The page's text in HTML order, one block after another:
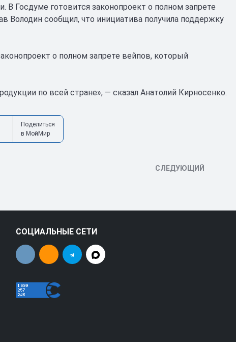
Госдуме готовится законопроект о полном запрете
Володин сообщил, что инициатива получила поддержку
о полном запрете вейпов, который
по всей стране», — сказал Анатолий Кирносенко.
Поделиться
в МойМир
СЛЕДУЮЩИЙ
СОЦИАЛЬНЫЕ СЕТИ